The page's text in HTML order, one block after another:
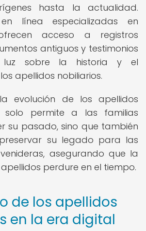
hasta la actualidad.
línea especializadas en
acceso a registros
antiguos y testimonios
luz sobre la historia y el
apellidos nobiliarios.
evolución de los apellidos
solo permite a las familias
su pasado, sino que también
su legado para las
asegurando que la
perdure en el tiempo.
de los apellidos
en la era digital